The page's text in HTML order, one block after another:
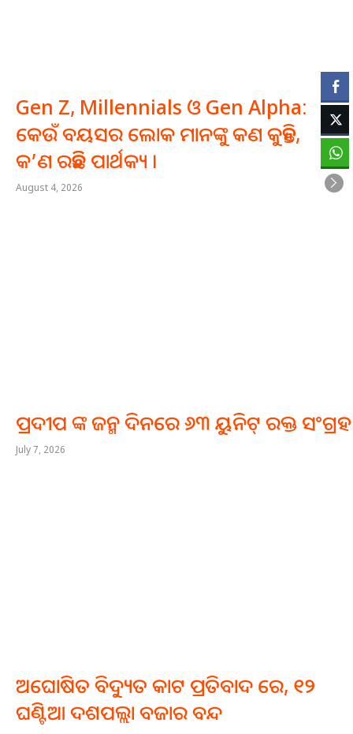
Gen Z, Millennials ଓ Gen Alpha:
କେଉଁ ବୟସର ଲୋକ ମାନଙ୍କୁ କଣ କୁହନ୍ତି,
କ’ଣ ରହିଛି ପାର୍ଥକ୍ୟ ।
August 4, 2026
ପ୍ରଦୀପ ଙ୍କ ଜନ୍ମ ଦିନରେ ୬୩ ୟୁନିଟ୍ ରକ୍ତ ସଂଗ୍ରହ
July 7, 2026
ଅଘୋଷିତ ବିଦ୍ୟୁତ କାଟ ପ୍ରତିବାଦ ରେ, ୧୨
ଘଣ୍ଟିଆ ଦଶପଲ୍ଲା ବଜାର ବନ୍ଦ